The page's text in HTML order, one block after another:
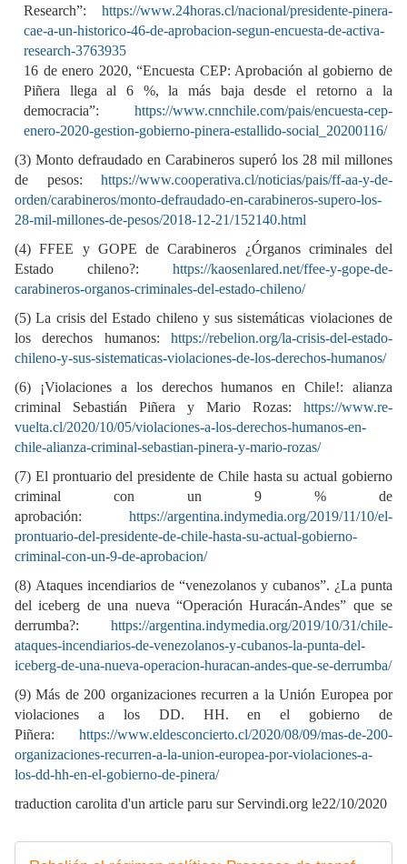
Research”: https://www.24horas.cl/nacional/presidente-pinera-
cae-a-un-historico-46-de-aprobacion-segun-encuesta-de-activa-
research-3763935
16 de enero 2020, “Encuesta CEP: Aprobación al gobierno de
Piñera llega al 6 %, la más baja desde el retorno a la
democracia”: https://www.cnnchile.com/pais/encuesta-cep-
enero-2020-gestion-gobierno-pinera-estallido-social_20200116/
(3) Monto defraudado en Carabineros superó los 28 mil millones
de pesos:
https://www.cooperativa.cl/noticias/pais/ff-aa-y-de-
orden/carabineros/monto-defraudado-en-carabineros-supero-los-
28-mil-millones-de-pesos/2018-12-21/152140.html
(4) FFEE y GOPE de Carabineros ¿Órganos criminales del
Estado chileno?:
https://kaosenlared.net/ffee-y-gope-de-
carabineros-organos-criminales-del-estado-chileno/
(5) La crisis del Estado chileno y sus sistemáticas violaciones de
los derechos humanos:
https://rebelion.org/la-crisis-del-estado-
chileno-y-sus-sistematicas-violaciones-de-los-derechos-humanos/
(6) ¡Violaciones a los derechos humanos en Chile!: alianza
criminal Sebastián Piñera y Mario Rozas: https://www.re-
vuelta.cl/2020/10/05/violaciones-a-los-derechos-humanos-en-
chile-alianza-criminal-sebastian-pinera-y-mario-rozas/
(7) El prontuario del presidente de Chile hasta su actual gobierno
criminal con un 9 % de
aprobación:
https://argentina.indymedia.org/2019/11/10/el-
prontuario-del-presidente-de-chile-hasta-su-actual-gobierno-
criminal-con-un-9-de-aprobacion/
(8) Ataques incendiarios de “venezolanos y cubanos”. ¿La punta
del iceberg de una nueva “Operación Huracán-Andes” que se
derrumba?:
https://argentina.indymedia.org/2019/10/31/chile-
ataques-incendiarios-de-venezolanos-y-cubanos-la-punta-del-
iceberg-de-una-nueva-operacion-huracan-andes-que-se-derrumba/
(9) Más de 200 organizaciones recurren a la Unión Europea por
violaciones a los DD. HH. en el gobierno de
Piñera:
https://www.eldesconcierto.cl/2020/08/09/mas-de-200-
organizaciones-recurren-a-la-union-europea-por-violaciones-a-
los-dd-hh-en-el-gobierno-de-pinera/
traduction carolita d'un article paru sur Servindi.org le22/10/2020